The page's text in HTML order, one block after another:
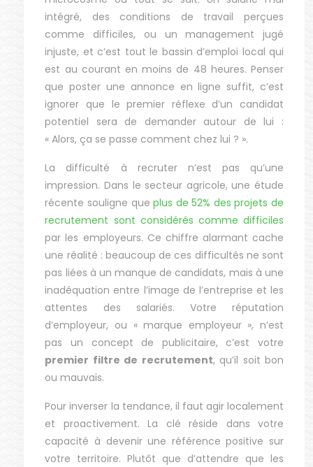
intégré, des conditions de travail perçues
comme difficiles, ou un management jugé
injuste, et c’est tout le bassin d’emploi local qui
est au courant en moins de 48 heures. Penser
que poster une annonce en ligne suffit, c’est
ignorer que le premier réflexe d’un candidat
potentiel sera de demander autour de lui :
« Alors, ça se passe comment chez lui ? ».
La difficulté à recruter n’est pas qu’une
impression. Dans le secteur agricole, une étude
récente souligne queplus de 52% des projets de
recrutement sont considérés comme difficiles
par les employeurs. Ce chiffre alarmant cache
une réalité : beaucoup de ces difficultés ne sont
pas liées à un manque de candidats, mais à une
inadéquation entre l’image de l’entreprise et les
attentes des salariés. Votre réputation
d’employeur, ou « marque employeur », n’est
pas un concept de publicitaire, c’est votre
premier filtre de recrutement, qu’il soit bon
ou mauvais.
Pour inverser la tendance, il faut agir localement
et proactivement. La clé réside dans votre
capacité à devenir une référence positive sur
votre territoire. Plutôt que d’attendre que les